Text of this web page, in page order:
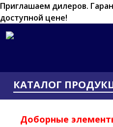
Приглашаем дилеров.
доступной цене!
КАТАЛОГ
Доборные